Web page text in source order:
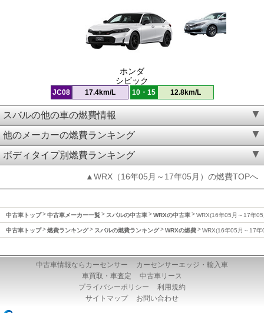
ホンダ
シビック
JC08 17.4km/L 10・15 12.8km/L
スバルの他の車の燃費情報
他のメーカーの燃費ランキング
ボディタイプ別燃費ランキング
▲WRX（16年05月～17年05月）の燃費TOPへ
中古車トップ 中古車メーカー一覧 スバルの中古車 WRXの中古車 WRX(16年05月～17年
中古車トップ 燃費ランキング スバルの燃費ランキング WRXの燃費 WRX(16年05月～17年
中古車情報ならカーセンサー
カーセンサーエッジ・輸入車
車買取・車査定
中古車リース
プライバシーポリシー
利用規約
サイトマップ
お問い合わせ